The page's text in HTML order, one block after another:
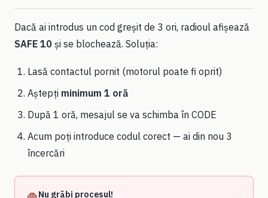
Dacă ai introdus un cod greșit de 3 ori, radioul afișează
SAFE 10 și se blochează. Soluția:
Lasă contactul pornit (motorul poate fi oprit)
Aștepți minimum 1 oră
După 1 oră, mesajul se va schimba în CODE
Acum poți introduce codul corect — ai din nou 3
încercări
Nu grăbi procesul!